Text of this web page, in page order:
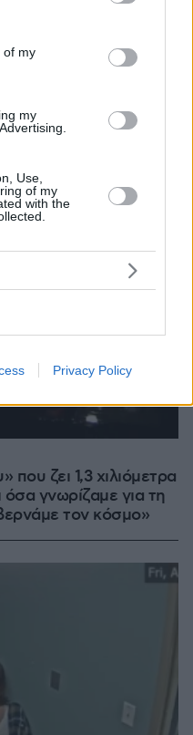
its third-party tags to
in below Google
of my
my
Use,
of my
with the
Privacy Policy
που ζει 1,3 χιλιόμετρα
γνωρίζαμε για τη
τον κόσμο»